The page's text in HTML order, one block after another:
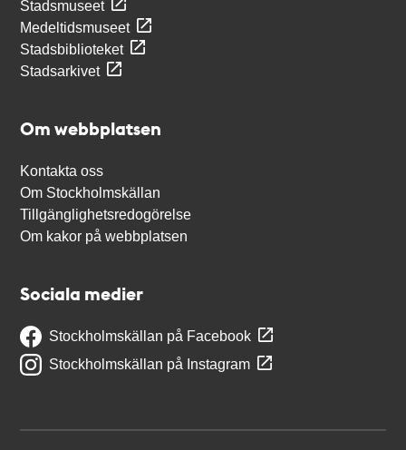
Stadsmuseet
Medeltidsmuseet
Stadsbiblioteket
Stadsarkivet
Om webbplatsen
Kontakta oss
Om Stockholmskällan
Tillgänglighetsredogörelse
Om kakor på webbplatsen
Sociala medier
Stockholmskällan på Facebook
Stockholmskällan på Instagram